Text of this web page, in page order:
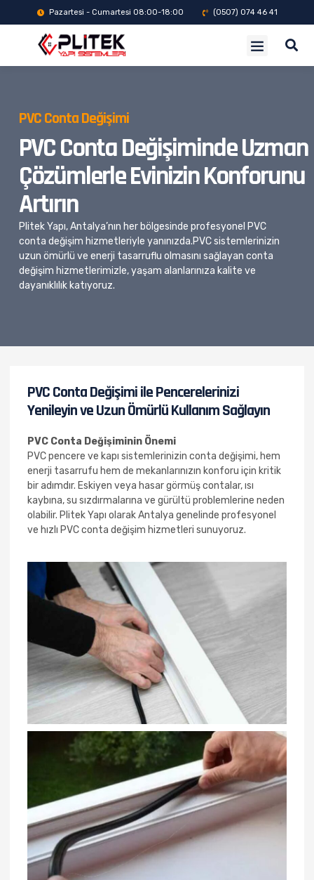
Pazartesi - Cumartesi 08:00-18:00 (0507) 074 46 41
PVC Conta Değişimi
PVC Conta Değişiminde Uzman
Çözümlerle Evinizin Konforunu
Artırın
Plitek Yapı, Antalya’nın her bölgesinde profesyonel PVC
conta değişim hizmetleriyle yanınızda.PVC sistemlerinizin
uzun ömürlü ve enerji tasarruflu olmasını sağlayan conta
değişim hizmetlerimizle, yaşam alanlarınıza kalite ve
dayanıklılık katıyoruz.
PVC Conta Değişimi ile Pencerelerinizi
Yenileyin ve Uzun Ömürlü Kullanım Sağlayın
PVC Conta Değişiminin Önemi
PVC pencere ve kapı sistemlerinizin conta değişimi, hem
enerji tasarrufu hem de mekanlarınızın konforu için kritik
bir adımdır. Eskiyen veya hasar görmüş contalar, ısı
kaybına, su sızdırmalarına ve gürültü problemlerine neden
olabilir. Plitek Yapı olarak Antalya genelinde profesyonel
ve hızlı PVC conta değişim hizmetleri sunuyoruz.